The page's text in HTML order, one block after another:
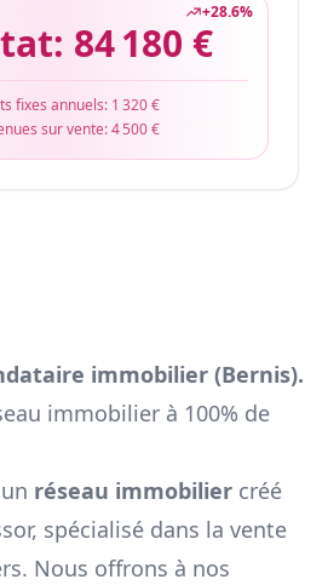
+28.6%
84 180 €
fixes annuels: 1 320 €
sur vente:4 500 €
immobilier (Bernis).
immobilier à 100% de
réseau immobilier créé
spécialisé dans la vente
Nous offrons à nos